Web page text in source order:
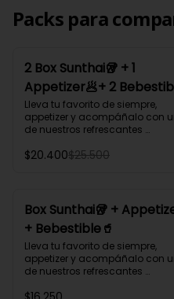
Packs para
2 Box Sunthai🥡 + 1
Appetizer🥟+ 2
🥤 (Para 2 personas)
Lleva tu favorito de siempre,
appetizer y acompáñalo con
de nuestros refrescantes
¡Puedes armar tu platillo con las
$20.400$25.500
Box Sunthai🥡 +
+ Bebestible🥤
Lleva tu favorito de siempre,
appetizer y acompáñalo con
de nuestros refrescantes
¡Puedes armar tu platillo con las